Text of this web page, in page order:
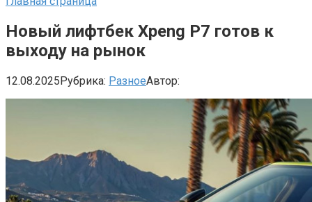
Новый лифтбек Xpeng P7 готов к
выходу на рынок
12.08.2025Рубрика: РазноеАвтор: